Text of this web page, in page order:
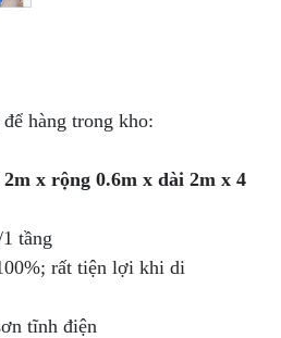
hàng trong kho:
2m x rộng 0.6m x dài 2m x 4
tầng
rất tiện lợi khi di
tĩnh điện